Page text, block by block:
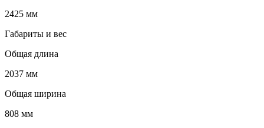
2425 мм
Габариты и вес
Общая длина
2037 мм
Общая ширина
808 мм